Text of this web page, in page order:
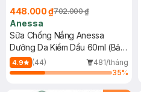
448.000 ₫702.000 ₫
Anessa
Sữa Chống Nắng Anessa
Dưỡng Da Kiềm Dầu 60ml (Bản
Mới)
4.9 (44)
481/tháng
35%